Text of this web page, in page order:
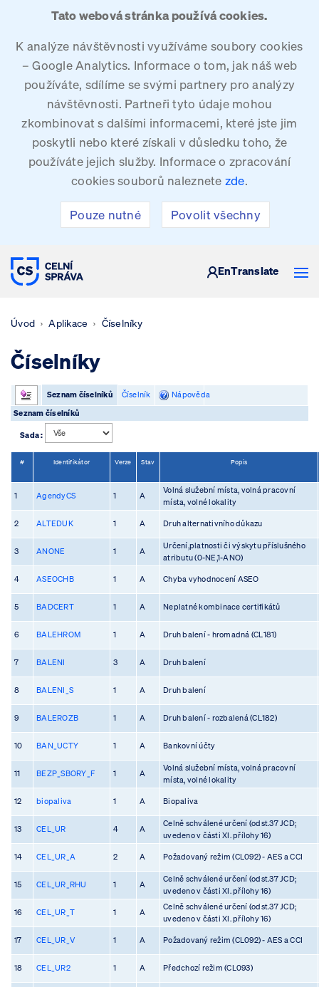
Tato webová stránka používá cookies.
K analýze návštěvnosti využíváme soubory cookies
– Google Analytics. Informace o tom, jak náš web
používáte, sdílíme se svými partnery pro analýzy
návštěvnosti. Partneři tyto údaje mohou
zkombinovat s dalšími informacemi, které jste jim
poskytli nebo které získali v důsledku toho, že
používáte jejich služby. Informace o zpracování
cookies souborů naleznete zde.
Pouze nutné Povolit všechny
CELNÍ SPRÁVA ČESKÉ REPUBLIKY
EnTranslate
Úvod Aplikace Číselníky
Číselníky
Seznam číselníků Číselník
Nápověda
Seznam číselníků
Sada :
# Identifikátor Verze Stav Popis
1 AgendyCS 1 A
Volná služební místa, volná pracovní
místa, volné lokality
2 ALTEDUK 1 A Druh alternativního důkazu
3 ANONE 1 A
Určení,platnosti či výskytu příslušného
atributu (0-NE,1-ANO)
4 ASEOCHB 1 A Chyba vyhodnocení ASEO
5 BADCERT 1 A Neplatné kombinace certifikátů
6 BALEHROM 1 A Druh balení - hromadná (CL181)
7 BALENI 3 A Druh balení
8 BALENI_S 1 A Druh balení
9 BALEROZB 1 A Druh balení - rozbalená (CL182)
10 BAN_UCTY 1 A Bankovní účty
11 BEZP_SBORY_F 1 A
Volná služební místa, volná pracovní
místa, volné lokality
12 biopaliva 1 A Biopaliva
13 CEL_UR 4 A
Celně schválené určení (odst.37 JCD;
uvedeno v části XI. přílohy 16)
14 CEL_UR_A 2 A Požadovaný režim (CL092) - AES a CCI
15 CEL_UR_RHU 1 A
Celně schválené určení (odst.37 JCD;
uvedeno v části XI. přílohy 16)
16 CEL_UR_T 1 A
Celně schválené určení (odst.37 JCD;
uvedeno v části XI. přílohy 16)
17 CEL_UR_V 1 A Požadovaný režim (CL092) - AES a CCI
18 CEL_UR2 1 A Předchozí režim (CL093)